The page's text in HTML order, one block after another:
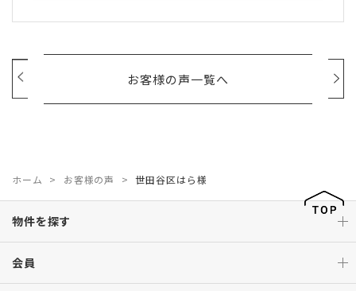
お客様の声一覧へ
ホーム お客様の声 世田谷区はら様
物件を探す
会員